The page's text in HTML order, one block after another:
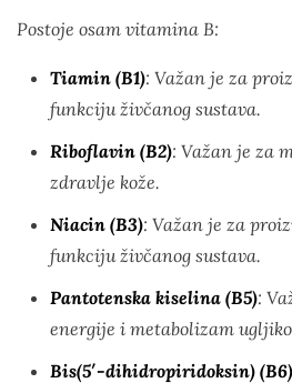
Postoje osam vitamina B:
Tiamin (B1): Važan je za
funkciju živčanog sustava.
Riboflavin (B2): Važan je za
zdravlje kože.
Niacin (B3): Važan je za
funkciju živčanog sustava.
Pantotenska kiselina (B5):
energije i metabolizam
Bis(5′-dihidropiridoksin) (B6)